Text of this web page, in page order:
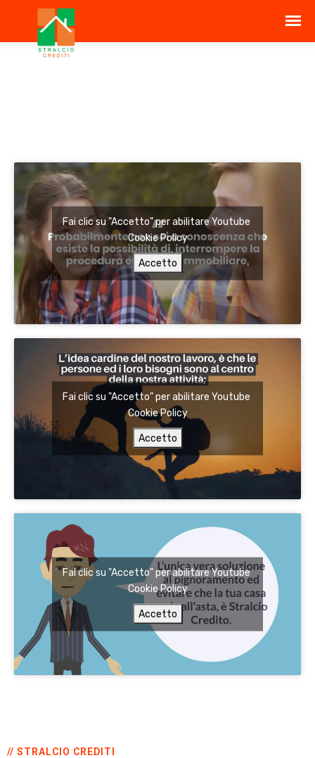
Fai clic su "Accetto" per abilitare Youtube
Cookie Policy
Accetto
Fai clic su "Accetto" per abilitare Youtube
Cookie Policy
Accetto
Fai clic su "Accetto" per abilitare Youtube
Cookie Policy
Accetto
// STRALCIO CREDITI